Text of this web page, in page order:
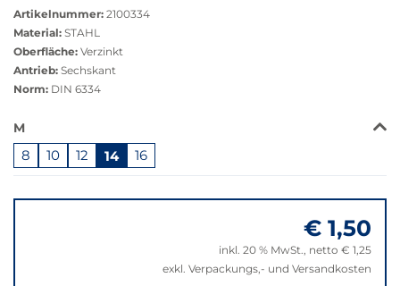
anzeigen
Artikelnummer: 2100334
Material: STAHL
Oberfläche: Verzinkt
Antrieb: Sechskant
Norm: DIN 6334
Das
ist
in
dieser
M
8 10 12 14 16
zu
€ 1,50
inkl. 20 % MwSt., netto € 1,25
exkl. Verpackungs,- und Versandkosten